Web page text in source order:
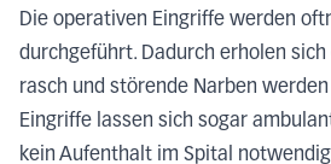
Die operativen Eingriffe werden
durchgeführt. Dadurch erholen
rasch und störende Narben
Eingriffe lassen sich sogar
kein Aufenthalt im Spital